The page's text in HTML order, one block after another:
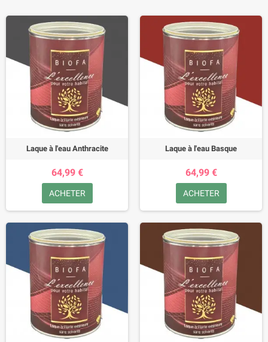
Laque à l'eau Anthracite
64,99 €
ACHETER
Laque à l'eau Basque
64,99 €
ACHETER